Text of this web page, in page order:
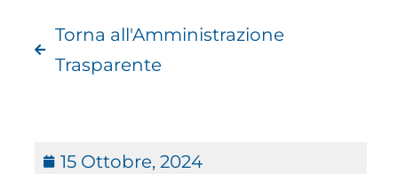
Torna all'Amministrazione
Trasparente
15 Ottobre, 2024